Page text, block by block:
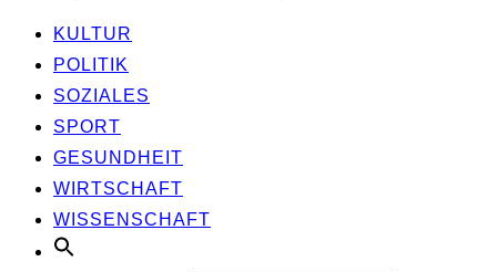
KUL­TUR
POLI­TIK
SOZIA­LES
SPORT
GESUND­HEIT
WIRT­SCHAFT
WIS­SEN­SCHAFT